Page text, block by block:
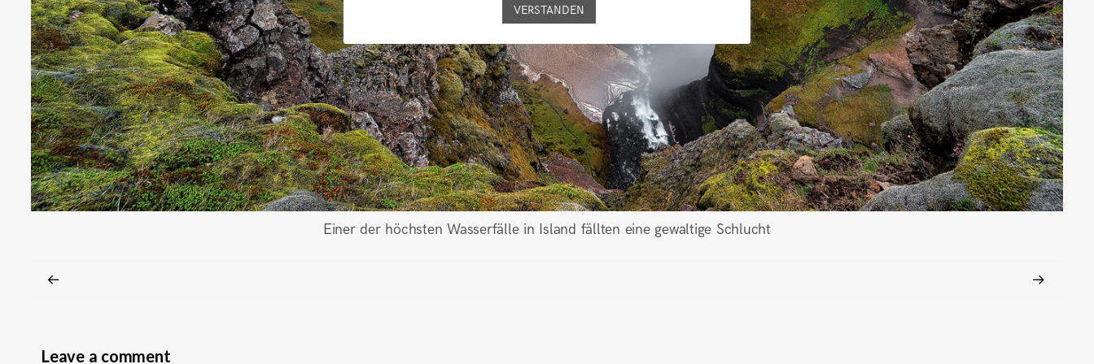
Einer der höchsten Wasserfälle in Island fällten eine gewaltige Schlucht
Leave a comment
VERSTANDEN